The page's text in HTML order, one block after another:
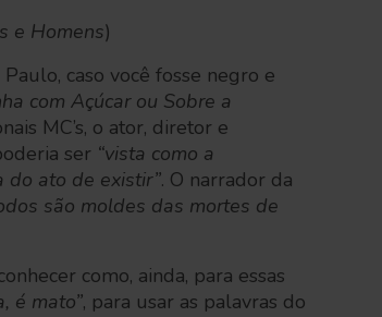
e Homens)
caso você fosse negro e
com Açúcar ou Sobre a
MC’s, o ator, diretor e
ser “vista como a
do ato de existir”. O narrador da
são moldes das mortes de
como, ainda, para essas
é mato”, para usar as palavras do